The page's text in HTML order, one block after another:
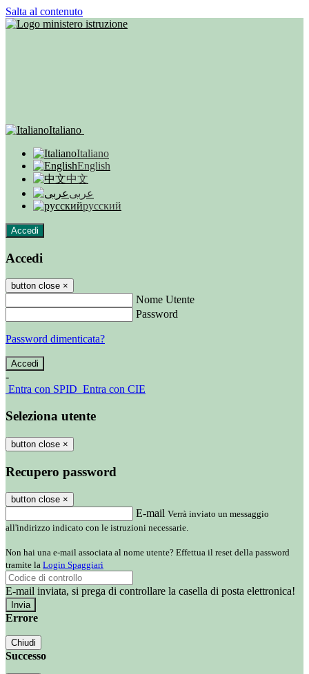
Salta al contenuto
Italiano
Italiano
English
中文
عربى
русский
Accedi
Accedi
button close ×
Nome Utente
Password
Password dimenticata?
-
Entra con SPID Entra con CIE
Seleziona utente
button close ×
Recupero password
button close ×
E-mail Verrà inviato un messaggio
all'indirizzo indicato con le istruzioni necessarie.
Non hai una e-mail associata al nome utente? Effettua il reset della password
tramite la Login Spaggiari
E-mail inviata, si prega di controllare la casella di posta elettronica!
Errore
Chiudi
Successo